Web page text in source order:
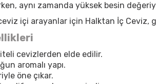
aynı zamanda yüksek besin
içi arayanlar için Halktan İç Ceviz,
cevizlerden elde edilir.
aromalı yapı.
öne çıkar.